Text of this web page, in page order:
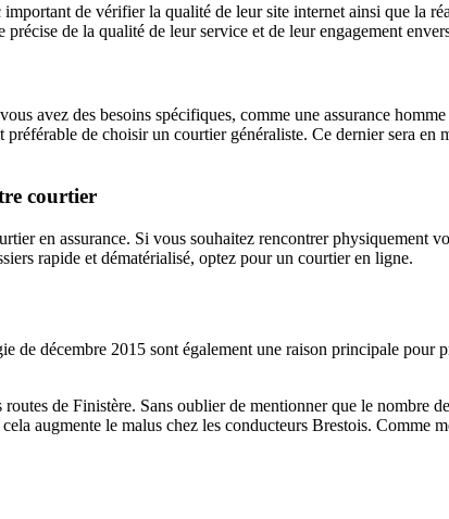
de vérifier la qualité de leur site internet ainsi que la
de la qualité de leur service et de leur engagement
avez des besoins spécifiques, comme une assurance
de choisir un courtier généraliste. Ce dernier sera
courtier
en assurance. Si vous souhaitez rencontrer physiquement
rapide et dématérialisé, optez pour un courtier en ligne.
décembre 2015 sont également une raison principale pour
de Finistère. Sans oublier de mentionner que le nombre
augmente le malus chez les conducteurs Brestois. Comme